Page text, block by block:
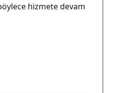
hizmete devam